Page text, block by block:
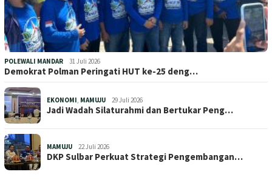
POLEWALI MANDAR 31 Juli 2026
Demokrat Polman Peringati HUT ke-25 deng…
EKONOMI, MAMUJU 29 Juli 2026
Jadi Wadah Silaturahmi dan Bertukar Peng…
MAMUJU 22 Juli 2026
DKP Sulbar Perkuat Strategi Pengembangan…